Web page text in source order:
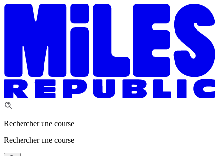
Rechercher une course
Rechercher une course